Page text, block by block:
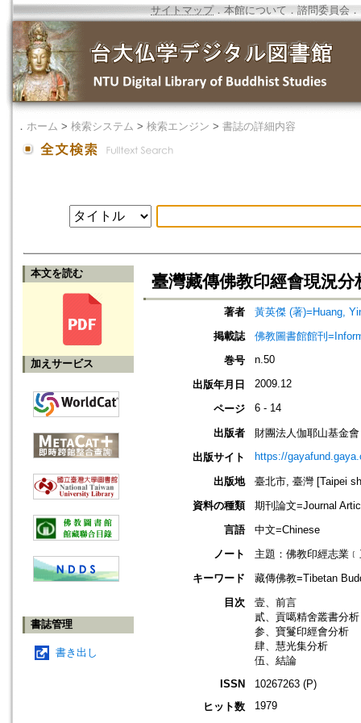
サイトマップ．本館について ． 諮問委員会 ．
． ホーム > 検索システム > 検索エンジン > 書誌の詳細内容
本文を読む
加えサービス
書誌管理
書き出し
臺灣藏傳佛教印經會現況分
著者
黃英傑 (著)=Huang,
掲載誌
佛教圖書館館刊
巻号
n.50
出版年月日 2009.12
ページ 6 - 14
出版者
財團法人伽耶山基金會
出版サイト
https://
出版地
臺北市, 臺灣 [Taipei
資料の種類
期刊論文=Journal
言語
中文=Chinese
ノート
主題：佛教印經志業
キーワード
藏傳佛教=Tibetan
目次
壹、前言
貳、貢噶精舍叢書分析
参、寶鬘印經會分析
肆、慧光集分析
伍、結論
ISSN
10267263 (P)
ヒット数
1979